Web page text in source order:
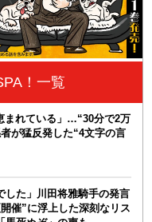
！一覧
まれている」…“30分で2万
が猛反発した“4文字の言
した」川田将雅騎手の発言
催”に浮上した深刻なリス